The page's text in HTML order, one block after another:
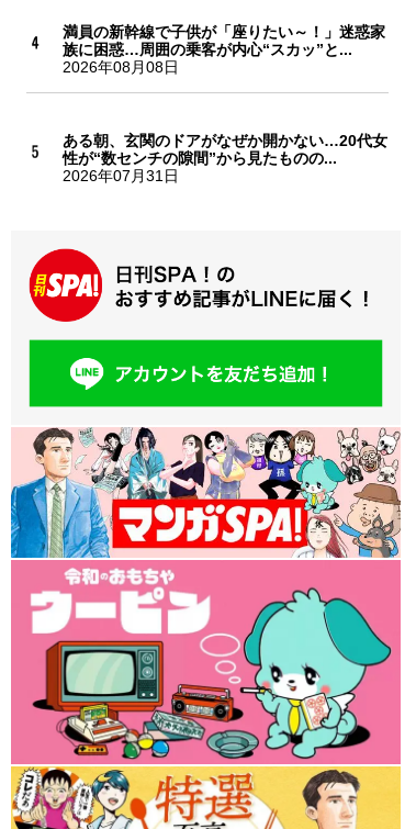
満員の新幹線で子供が「座りたい～！」迷惑家
族に困惑…周囲の乗客が内心“スカッ”と...
2026年08月08日
ある朝、玄関のドアがなぜか開かない…20代女
性が“数センチの隙間”から見たものの...
2026年07月31日